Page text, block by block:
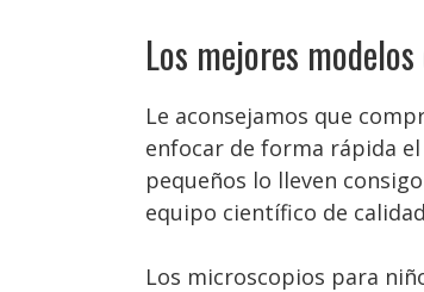
Los mejores
Le aconsejamos que
enfocar de forma rápida
pequeños lo lleven
equipo científico de
Los microscopios para